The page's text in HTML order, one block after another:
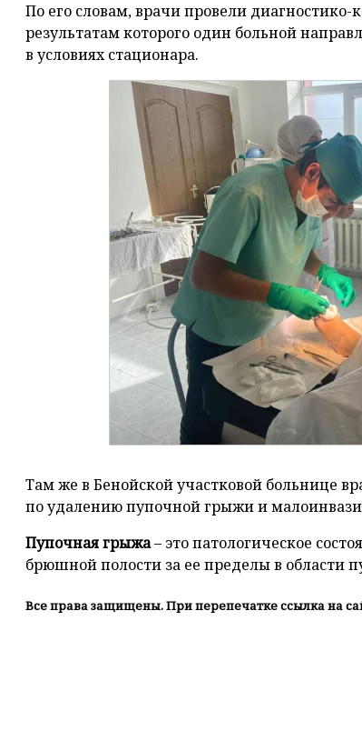
По его словам, врачи провели
результатам которого один больной
в условиях стационара.
Там же в Бенойской участковой больнице
по удалению пупочной грыжи и
Пупочная грыжа– это патологическое
брюшной полости за ее пределы в области
Все права защищены. При перепечатке ссылка на